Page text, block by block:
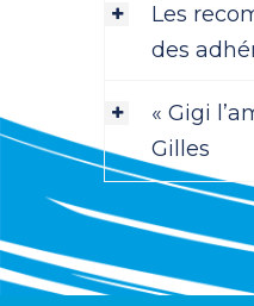
Les
des
« Gigi
Gilles